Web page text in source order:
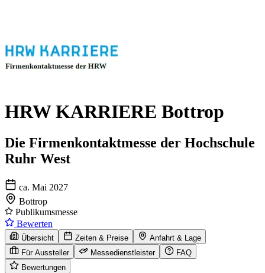
HRW KARRIERE Bottrop
Die Firmenkontaktmesse der Hochschule
Ruhr West
ca. Mai 2027
Bottrop
Publikumsmesse
Bewerten
Übersicht Zeiten & Preise
Anfahrt & Lage
Für Aussteller
Messedienstleister
FAQ
Bewertungen